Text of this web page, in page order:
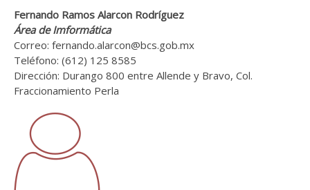
Fernando Ramos Alarcon Rodríguez
Área de Imformática
Correo: fernando.alarcon@bcs.gob.mx
Teléfono: (612) 125 8585
Dirección: Durango 800 entre Allende y Bravo, Col.
Fraccionamiento Perla